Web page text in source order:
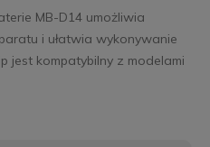
MB-D14 umożliwia
i ułatwia wykonywanie
jest kompatybilny z modelami